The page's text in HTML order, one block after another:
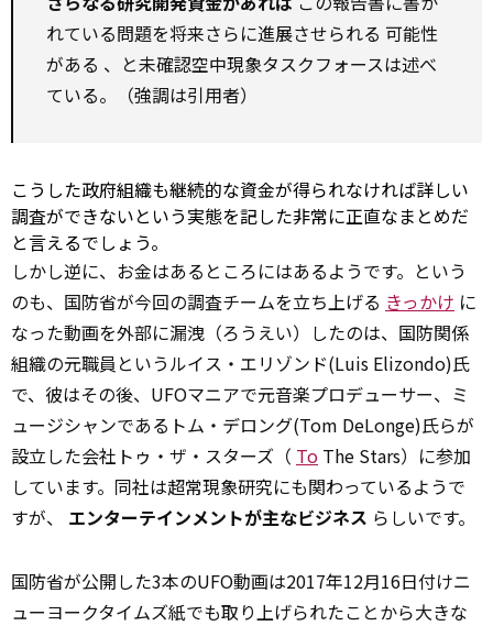
れている問題を将来さらに進展させられる 可能性
がある 、と未確認空中現象タスクフォースは述べ
ている。（強調は引用者）
こうした政府組織も継続的な資金が得られなければ詳しい
調査ができないという実態を記した非常に正直なまとめだ
と言えるでしょう。
しかし逆に、お金はあるところにはあるようです。という
のも、国防省が今回の調査チームを立ち上げる きっかけ に
なった動画を外部に漏洩（ろうえい）したのは、国防関係
組織の元職員というルイス・エリゾンド(Luis Elizondo)氏
で、彼はその後、UFOマニアで元音楽プロデューサー、ミ
ュージシャンであるトム・デロング(Tom DeLonge)氏らが
設立した会社トゥ・ザ・スターズ（ To The Stars）に参加
しています。同社は超常現象研究にも関わっているようで
すが、 エンターテインメントが主なビジネス らしいです。
国防省が公開した3本のUFO動画は2017年12月16日付けニ
ューヨークタイムズ紙でも取り上げられたことから大きな